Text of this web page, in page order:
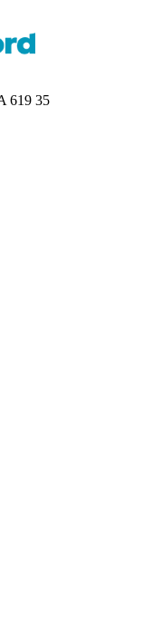
619 35